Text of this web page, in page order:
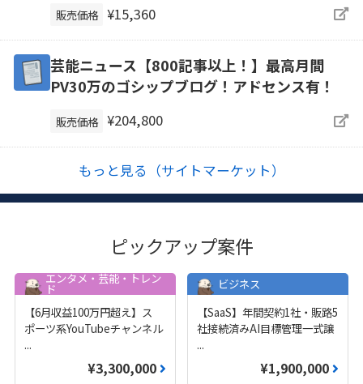
販売価格 ¥15,360
芸能ニュース【800記事以上！】最高月間
PV30万のゴシップブログ！アドセンス有！
販売価格 ¥204,800
もっと見る（サイトマーケット）
ピックアップ案件
エンタメ・芸能・トレン
ド
【6月収益100万円超え】ス
ポーツ系YouTubeチャンネル
...
¥3,300,000
ビジネス
【SaaS】年間契約1社・販路5
社接続済みAI目標管理一式譲
...
¥1,900,000